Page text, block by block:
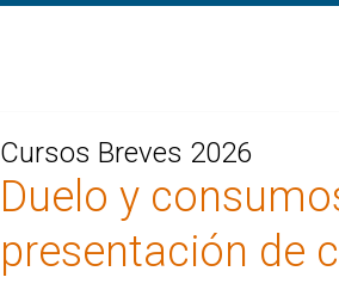
Cursos Breves 2026
Duelo y
presentación de